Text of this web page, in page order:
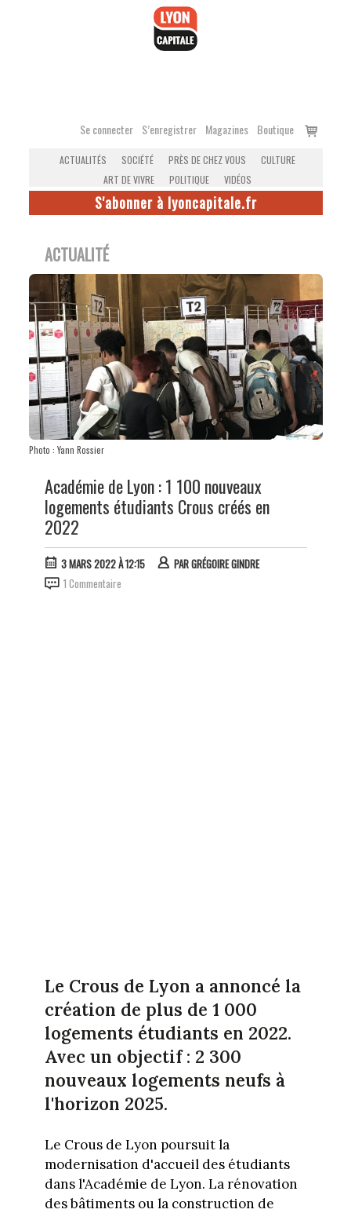
Se connecter S’enregistrer Magazines Boutique
Voir
ACTUALITÉS SOCIÉTÉ PRÈS DE CHEZ VOUS
CULTURE
ART DE VIVRE
POLITIQUE VIDÉOS
S'abonner à lyoncapitale.fr
ACTUALITÉ
Photo : Yann Rossier
Académie de Lyon : 1 100 nouveaux
logements étudiants Crous créés en
2022
3 MARS 2022 À 12:15 PARGRÉGOIRE GINDRE
1 Commentaire
Le Crous de Lyon a annoncé la
création de plus de 1 000
logements étudiants en 2022.
Avec un objectif : 2 300
nouveaux logements neufs à
l'horizon 2025.
Le Crous de Lyon poursuit la
modernisation d'accueil des étudiants
dans l'Académie de Lyon. La rénovation
des bâtiments ou la construction de